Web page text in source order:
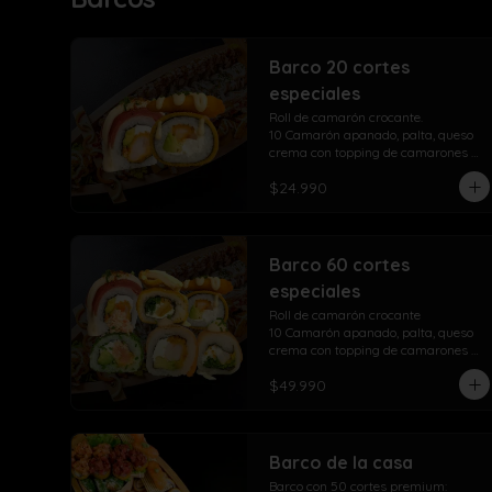
Barco 20 cortes
especiales
Roll de camarón crocante.
10 Camarón apanado, palta, queso
crema con topping de camarones
crocantes salsa fuji salsa teriyaki y
lluvia de ciboulette
envuelto en salmón y ceviche
$24.990
Barco 60 cortes
especiales
Roll de camarón crocante
10 Camarón apanado, palta, queso
crema con topping de camarones
crocantes salsa fuji salsa teriyaki y
lluvia de ciboulette
Sensación take roll
10 Camarones apanados, palta,
$49.990
Barco de la casa
Barco con 50 cortes premium: